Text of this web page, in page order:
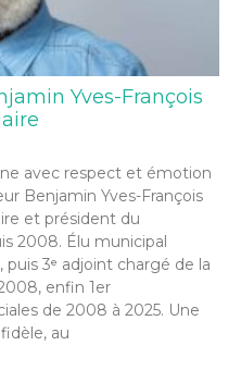
Yves-François
avec respect et émotion
Benjamin Yves-François
et président du
2008. Élu municipal
puis 3ᵉ adjoint chargé de la
enfin 1er
de 2008 à 2025. Une
au